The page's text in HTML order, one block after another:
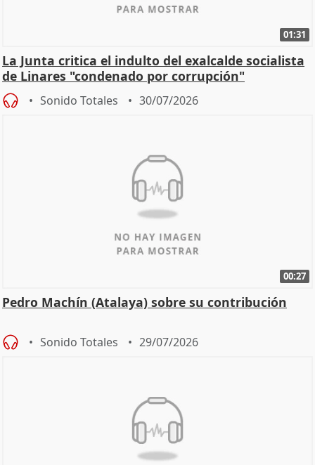
01:31
La Junta critica el indulto del exalcalde socialista
de Linares "condenado por corrupción"
Sonido Totales 30/07/2026
00:27
Pedro Machín (Atalaya) sobre su contribución
Sonido Totales 29/07/2026